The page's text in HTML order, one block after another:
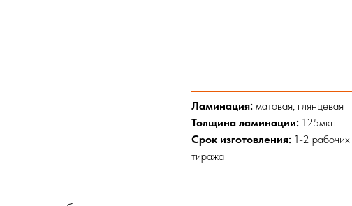
Ламинация: матовая, глянцевая
Толщина ламинации: 125мкн
Срок изготовления: 1-2
тиража